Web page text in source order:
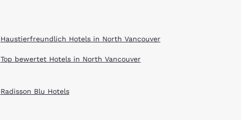
Haustierfreundlich Hotels in North Vancouver
Top bewertet Hotels in North Vancouver
Radisson Blu Hotels